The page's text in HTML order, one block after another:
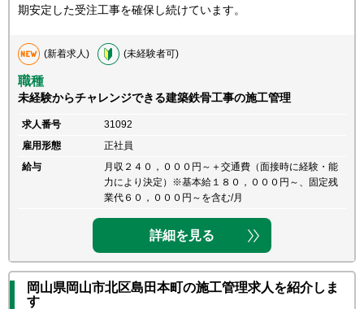
期安定した受注工事を確保し続けています。
(新着求人) (未経験者可)
職種
未経験からチャレンジできる建築鉄骨工事の施工管理
求人番号
31092
雇用形態
正社員
給与
月収２４０，０００円～＋交通費（面接時に経験・能
力により決定）※基本給１８０，０００円～、固定残
業代６０，０００円～を含む/月
詳細を見る
岡山県岡山市北区島田本町の施工管理求人を紹介しま
す